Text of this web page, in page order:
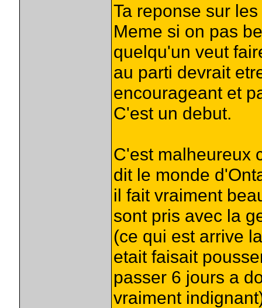
Ta reponse sur
Meme si on pas
quelqu'un veut
au parti devrait
encourageant et
C'est un debut.
C'est malheureux
dit le monde
il fait vraiment
sont pris avec la
(ce qui est arrive
etait faisait
passer 6 jours a
vraiment